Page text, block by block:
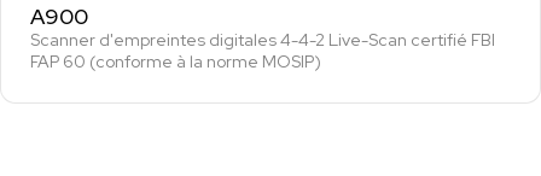
A900
Scanner d'empreintes digitales 4-4-2 Live-Scan certifié FBI
FAP 60 (conforme à la norme MOSIP)